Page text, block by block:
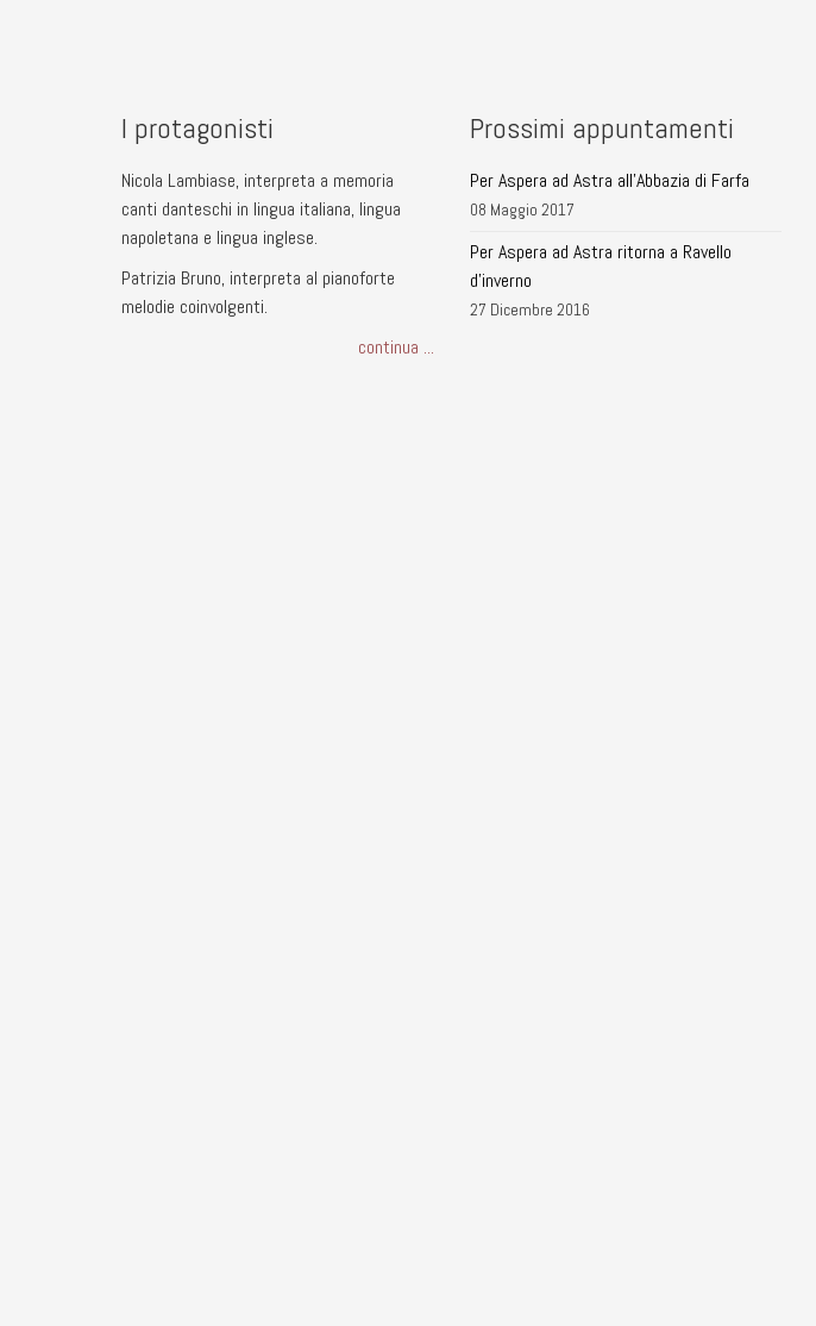
I protagonisti
Nicola Lambiase, interpreta a memoria
canti danteschi in lingua italiana, lingua
napoletana e lingua inglese.
Patrizia Bruno, interpreta al pianoforte
melodie coinvolgenti.
continua ...
Prossimi appuntamenti
Per Aspera ad Astra all'Abbazia di Farfa
08 Maggio 2017
Per Aspera ad Astra ritorna a Ravello
d'inverno
27 Dicembre 2016